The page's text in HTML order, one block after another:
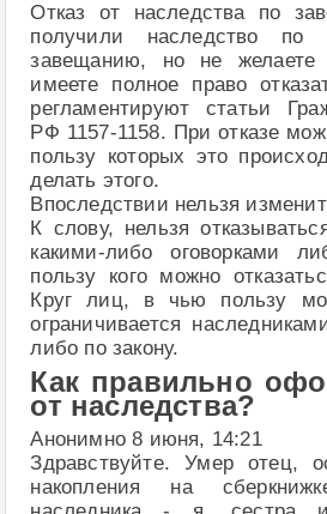
Отказ от наследства по
получили наследство
завещанию, но не
имеете полное право
регламентируют статьи
РФ 1157-1158. При отказе
пользу которых это
делать этого.
Впоследствии нельзя
К слову, нельзя
какими-либо оговорками
пользу кого можно
Круг лиц, в чью пользу
ограничивается
либо по закону.
Как правильно
от наследства?
Анонимно 8 июня, 14:21
Здравствуйте. Умер отец,
накопления на